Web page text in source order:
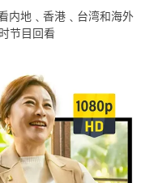
内地﹑香港﹑台湾和海外
节目回看